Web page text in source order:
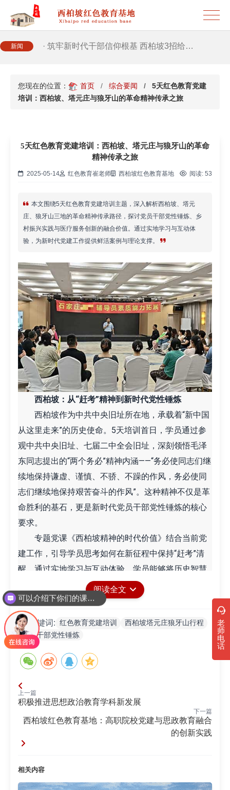
新闻
· 2026年干部培训提质增效三大路径，揭…
· 筑牢新时代干部信仰根基 西柏坡3招给…
您现在的位置： 首页 综合要闻
5天红色教育党建
培训：西柏坡、塔元庄与狼牙山的革命精神传承之旅
5天红色教育党建培训：西柏坡、塔元庄与狼牙山的革命
精神传承之旅
2025-05-14 红色教育崔老师 西柏坡红色教育基地 阅读: 53
本文围绕5天红色教育党建培训主题，深入解析西柏坡、塔元
庄、狼牙山三地的革命精神传承路径，探讨党员干部党性锤炼、乡
村振兴实践与医疗服务创新的融合价值。通过实地学习与互动体
验，为新时代党建工作提供鲜活案例与理论支撑。
西柏坡：从“赶考”精神到新时代党性锤炼
西柏坡作为中共中央旧址所在地，承载着“新中国
从这里走来”的历史使命。5天培训首日，学员通过参
观中共中央旧址、七届二中全会旧址，深刻领悟毛泽
东同志提出的“两个务必”精神内涵——“务必使同志们继
续地保持谦虚、谨慎、不骄、不躁的作风，务必使同
志们继续地保持艰苦奋斗的作风”。这种精神不仅是革
命胜利的基石，更是新时代党员干部党性锤炼的核心
要求。
专题党课《西柏坡精神的时代价值》结合当前党
建工作，引导学员思考如何在新征程中保持“赶考”清
醒。通过实地学习与互动体验，学员能够将历史智慧
转化为推动现代化建设的实际行动力。
塔元庄：乡村振兴的实践课堂与基层治理创新
塔元庄作为习近平总书记多次考察的社会主义新
农村典范，是5天行程中的关键一站。学员通过走访村
史馆、现代农业产业园，学习党建引领下“村企共
建”的发展模式。座谈交流环节中，当地干部分享基层
“五个一”课程模块（聆听老党员口述史、学唱抗
战歌曲、制作革命手工艺品、完成急行军、撰写研学
日记）将红色教育与艺术创作、历史教育深度融合。
例如，由省级非遗传承人指导的“抗战木版画”制作课
历史记忆。
狼牙山：红色医疗志愿服务与群众路线实践
阅读全文
关键词: 红色教育党建培训
西柏坡塔元庄狼牙山行程
党员干部党性锤炼
上一篇
积极推进思想政治教育学科新发展
下一篇
西柏坡红色教育基地：高职院校党建与思政教育融合
的创新实践
相关内容
老
师
电
话
可以介绍下你们的课程吗？